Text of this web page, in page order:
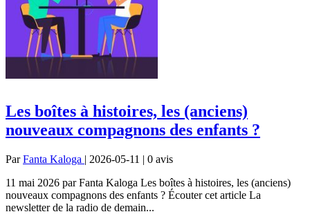
Les boîtes à histoires, les (anciens)
nouveaux compagnons des enfants ?
ParFanta Kaloga | 2026-05-11 | 0 avis
11 mai 2026 par Fanta Kaloga Les boîtes à histoires, les (anciens)
nouveaux compagnons des enfants ? Écouter cet article La
newsletter de la radio de demain...